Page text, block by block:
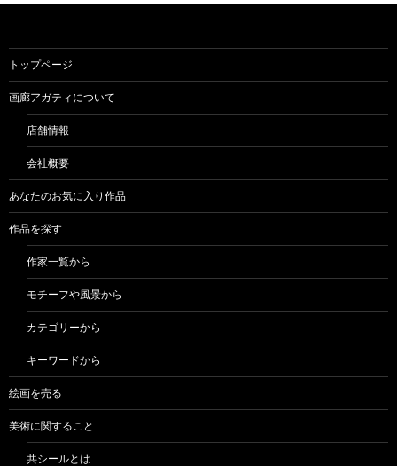
トップページ
画廊アガティについて
店舗情報
会社概要
あなたのお気に入り作品
作品を探す
作家一覧から
モチーフや風景から
カテゴリーから
キーワードから
絵画を売る
美術に関すること
共シールとは